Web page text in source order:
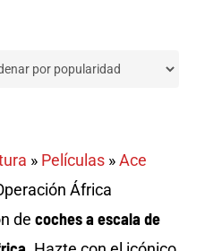
» Películas»Ace
África
de coches a escala de